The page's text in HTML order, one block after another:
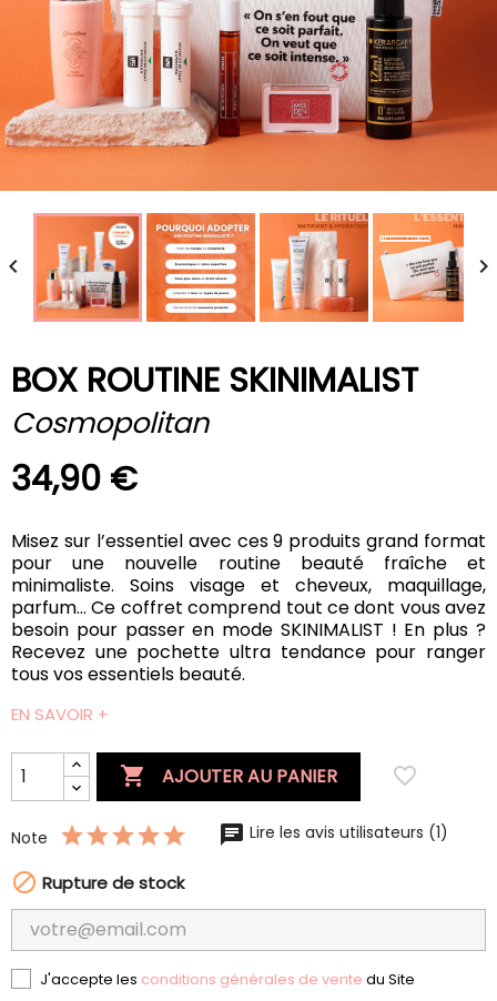


BOX ROUTINE SKINIMALIST
Cosmopolitan
34,90 €
Misez sur l’essentiel avec ces 9 produits grand format
pour une nouvelle routine beauté fraîche et
minimaliste. Soins visage et cheveux, maquillage,
parfum… Ce coffret comprend tout ce dont vous avez
besoin pour passer en mode SKINIMALIST ! En plus ?
Recevez une pochette ultra tendance pour ranger
tous vos essentiels beauté.
EN SAVOIR +
 AJOUTER AU PANIER favorite_border
Note Lire les avis utilisateurs (1)
 Rupture de stock
J'accepte les conditions générales de vente du Site